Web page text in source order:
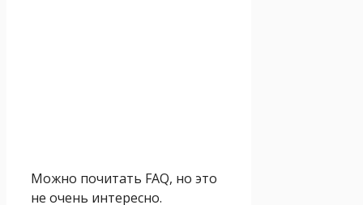
Можно почитать FAQ, но это
не очень интересно.